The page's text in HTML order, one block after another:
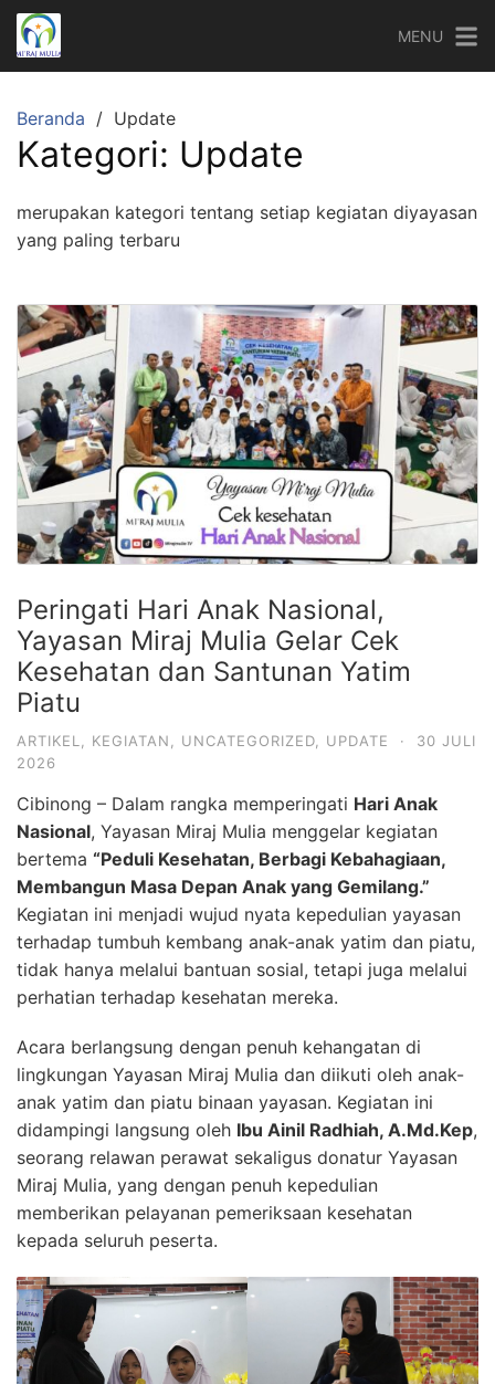
Langsung
konten
MENU
Beranda Update
Kategori: Update
merupakan kategori tentang setiap kegiatan diyayasan
yang paling terbaru
Peringati Hari Anak Nasional,
Yayasan Miraj Mulia Gelar Cek
Kesehatan dan Santunan Yatim
Piatu
ARTIKEL KEGIATAN UNCATEGORIZED UPDATE ·
30 JULI
2026
Cibinong – Dalam rangka memperingati Hari Anak
Nasional, Yayasan Miraj Mulia menggelar kegiatan
bertema “Peduli Kesehatan, Berbagi Kebahagiaan,
Membangun Masa Depan Anak yang Gemilang.”
Kegiatan ini menjadi wujud nyata kepedulian yayasan
terhadap tumbuh kembang anak-anak yatim dan piatu,
tidak hanya melalui bantuan sosial, tetapi juga melalui
perhatian terhadap kesehatan mereka.
Acara berlangsung dengan penuh kehangatan di
lingkungan Yayasan Miraj Mulia dan diikuti oleh anak-
anak yatim dan piatu binaan yayasan. Kegiatan ini
didampingi langsung oleh Ibu Ainil Radhiah, A.Md.Kep,
seorang relawan perawat sekaligus donatur Yayasan
Miraj Mulia, yang dengan penuh kepedulian
memberikan pelayanan pemeriksaan kesehatan
kepada seluruh peserta.